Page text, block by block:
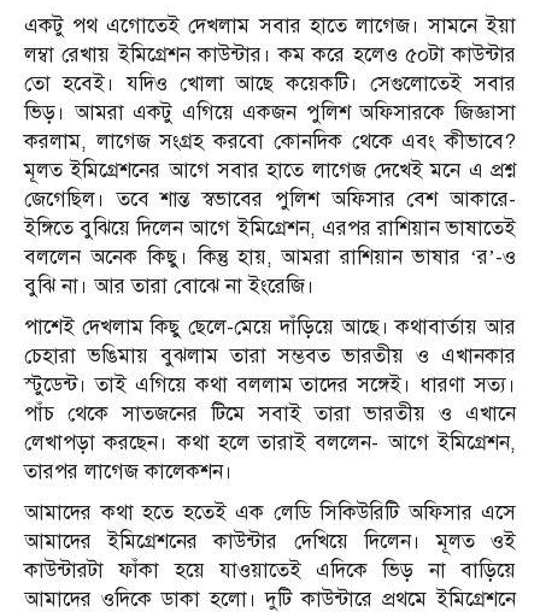
একটু পথ এগোতেই দেখলাম সবার হাতে লাগেজ। সামনে ইয়া
লম্বা রেখায় ইমিগ্রেশন কাউন্টার। কম করে হলেও ৫০টা কাউন্টার
তো হবেই। যদিও খোলা আছে কয়েকটি। সেগুলোতেই সবার
ভিড়। আমরা একটু এগিয়ে একজন পুলিশ অফিসারকে জিজ্ঞাসা
করলাম, লাগেজ সংগ্রহ করবো কোনদিক থেকে এবং কীভাবে?
মূলত ইমিগ্রেশনের আগে সবার হাতে লাগেজ দেখেই মনে এ প্রশ্ন
জেগেছিল। তবে শান্ত স্বভাবের পুলিশ অফিসার বেশ আকারে-
ইঙ্গিতে বুঝিয়ে দিলেন আগে ইমিগ্রেশন, এরপর রাশিয়ান ভাষাতেই
বললেন অনেক কিছু। কিন্তু হায়, আমরা রাশিয়ান ভাষার ‘র’-ও
বুঝি না। আর তারা বোঝে না ইংরেজি।
পাশেই দেখলাম কিছু ছেলে-মেয়ে দাঁড়িয়ে আছে। কথাবার্তায় আর
চেহারা ভঙিমায় বুঝলাম তারা সম্ভবত ভারতীয় ও এখানকার
স্টুডেন্ট। তাই এগিয়ে কথা বললাম তাদের সঙ্গেই। ধারণা সত্য।
পাঁচ থেকে সাতজনের টিমে সবাই তারা ভারতীয় ও এখানে
লেখাপড়া করছেন। কথা হলে তারাই বললেন- আগে ইমিগ্রেশন,
তারপর লাগেজ কালেকশন।
আমাদের কথা হতে হতেই এক লেডি সিকিউরিটি অফিসার এসে
আমাদের ইমিগ্রেশনের কাউন্টার দেখিয়ে দিলেন। মূলত ওই
কাউন্টারটা ফাঁকা হয়ে যাওয়াতেই এদিকে ভিড় না বাড়িয়ে
আমাদের ওদিকে ডাকা হলো। দুটি কাউন্টারে প্রথমে ইমিগ্রেশনে